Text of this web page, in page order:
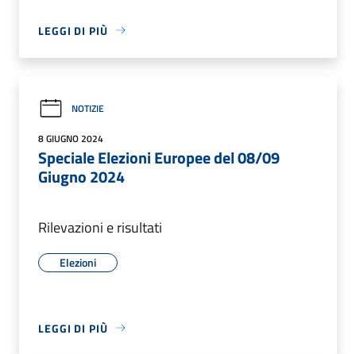
LEGGI DI PIÙ
NOTIZIE
8 GIUGNO 2024
Speciale Elezioni Europee del 08/09
Giugno 2024
Rilevazioni e risultati
Elezioni
LEGGI DI PIÙ